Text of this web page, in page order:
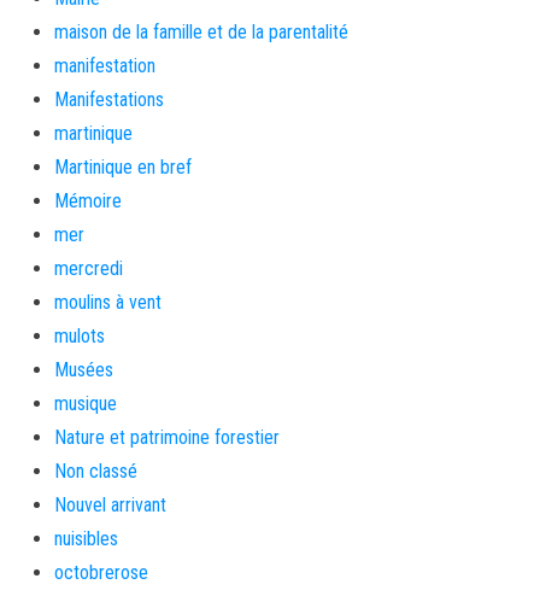
maison de la famille et de la parentalité
manifestation
Manifestations
martinique
Martinique en bref
Mémoire
mer
mercredi
moulins à vent
mulots
Musées
musique
Nature et patrimoine forestier
Non classé
Nouvel arrivant
nuisibles
octobrerose